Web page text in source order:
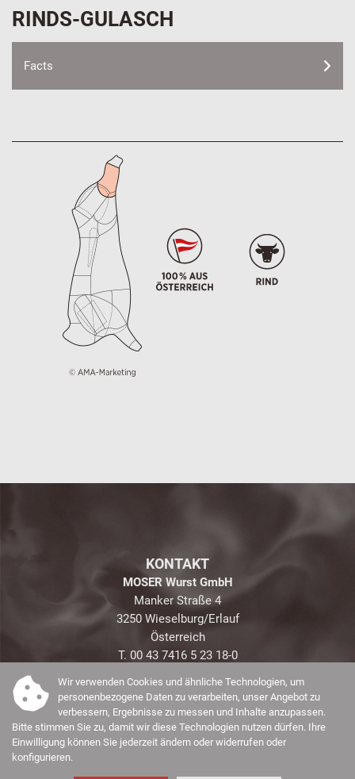
RINDS-GULASCH
Facts
KONTAKT
MOSER Wurst GmbH
Manker Straße 4
3250 Wieselburg/Erlauf
Österreich
T. 00 43 7416 5 23 18-0
Wir verwenden Cookies und ähnliche Technologien, um
personenbezogene Daten zu verarbeiten, unser Angebot zu
verbessern, Ergebnisse zu messen und Inhalte anzupassen.
Bitte stimmen Sie zu, damit wir diese Technologien nutzen dürfen. Ihre
Einwilligung können Sie jederzeit ändern oder widerrufen oder
konfigurieren.